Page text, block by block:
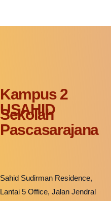
Kampus 2
USAHID
Sekolah
Pascasarajana
Sahid Sudirman Residence,
Lantai 5 Office, Jalan Jendral